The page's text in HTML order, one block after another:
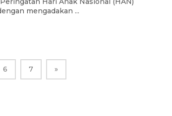
mengadakan ...
6 7 »